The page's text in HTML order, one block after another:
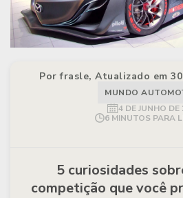
Por frasle, Atualizado em
MUNDO
4 DE JUNHO DE
6 MINUTOS PARA
5 curiosidades
competição que você